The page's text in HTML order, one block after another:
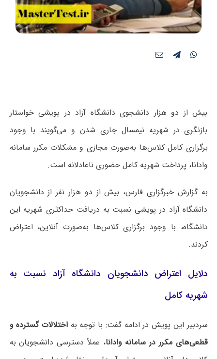
بیش از دو هزار دانشجوی دانشگاه آزاد در پویشی خواستار
بازنگری در شهریه نیمسال جاری شدن و می‌گویند با وجود
برگزاری کامل کلاس‌ها به‌صورت مجازی و مشکلات مکرر سامانه
وادانا، پرداخت شهریه کامل حضوری ناعادلانه است.
به گزارش خبرگزاری فارس، بیش از دو هزار نفر از دانشجویان
دانشگاه آزاد در پویشی نسبت به دریافت حداکثری شهریه این
دانشگاه، با وجود برگزاری کلاس‌ها به‌صورت آنلاین، اعتراض
کردند.
دلایل اعتراض دانشجویان دانشگاه آزاد نسبت به
شهریه کامل
سردبیر این پویش در ادامه گفت: با توجه بهاختلالات گسترده و
قطعی‌های مکرر در سامانه وادانا، عملاً دسترسی دانشجویان به